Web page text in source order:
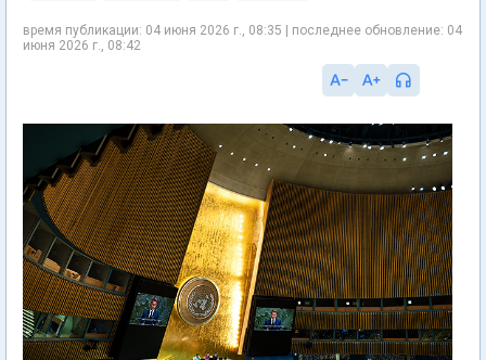
время публикации: 04 июня 2026 г., 08:35 | последнее обновление: 04
июня 2026 г., 08:42